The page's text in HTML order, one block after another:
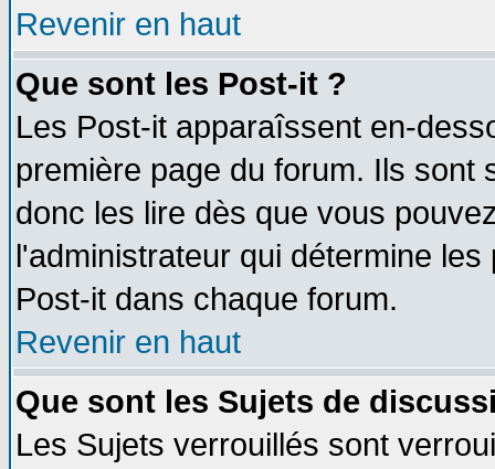
Revenir en haut
Que sont les Post-it ?
Les Post-it apparaîssent en-
première page du forum. Ils
donc les lire dès que vous
l'administrateur qui détermine
Post-it dans chaque forum.
Revenir en haut
Que sont les Sujets de
Les Sujets verrouillés sont